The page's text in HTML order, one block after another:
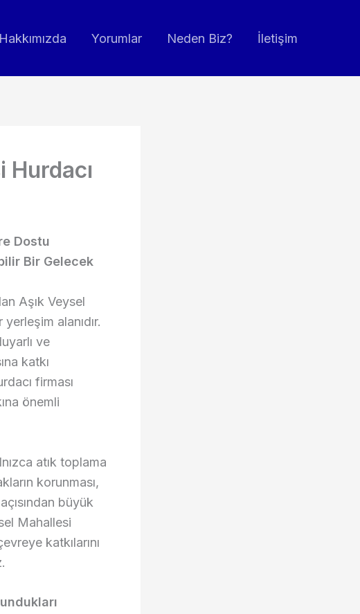
Hakkımızda Yorumlar Neden Biz? İletişim
Dostu
Bir Gelecek
Aşık Veysel
alanıdır.
ve
katkı
firması
önemli
atık toplama
korunması,
büyük
Mahallesi
katkılarını